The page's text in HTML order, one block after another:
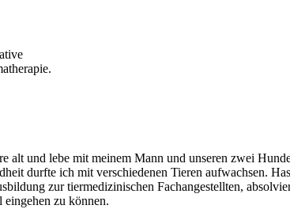
alt und lebe mit meinem Mann und unseren zwei
durfte ich mit verschiedenen Tieren aufwachsen.
zur tiermedizinischen Fachangestellten,
zu können.